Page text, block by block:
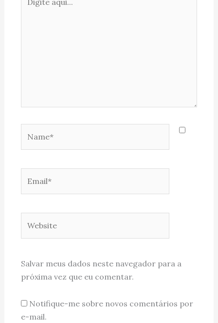
aqui...
Salvar meus dados neste navegador para a
próxima vez que eu comentar.
Notifique-me sobre novos comentários por
e-mail.